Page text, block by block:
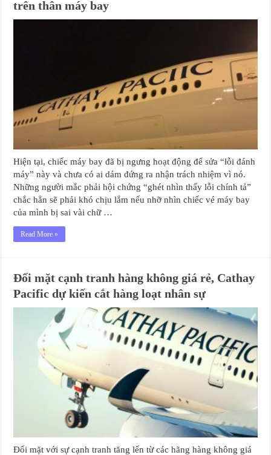
trên thân máy bay
Hiện tại, chiếc máy bay đã bị ngưng hoạt động để sửa “lỗi đánh
máy” này và chưa có ai dám đứng ra nhận trách nhiệm vì nó.
Những người mắc phải hội chứng “ghét nhìn thấy lỗi chính tả”
chắc hẳn sẽ phải khó chịu lắm nếu nhỡ nhìn chiếc vé máy bay
của mình bị sai vài chữ …
Read More »
Đối mặt cạnh tranh hàng không giá rẻ, Cathay
Pacific dự kiến cắt hàng loạt nhân sự
Đối mặt với sự cạnh tranh tăng lến từ các hãng hàng không giá